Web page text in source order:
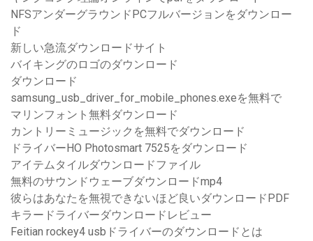
NFSアンダーグラウンドPCフルバージョンをダウンロー
ド
新しい急流ダウンロードサイト
バイキングのロゴのダウンロード
ダウンロード
samsung_usb_driver_for_mobile_phones.exeを無料で
マリンフォント無料ダウンロード
カントリーミュージックを無料でダウンロード
ドライバーHO Photosmart 7525をダウンロード
アイテムタイルダウンロードファイル
無料のサウンドウェーブダウンロードmp4
彼らはあなたを無視できないほど良いダウンロードPDF
キラードライバーダウンロードレビュー
Feitian rockey4 usbドライバーのダウンロードとは